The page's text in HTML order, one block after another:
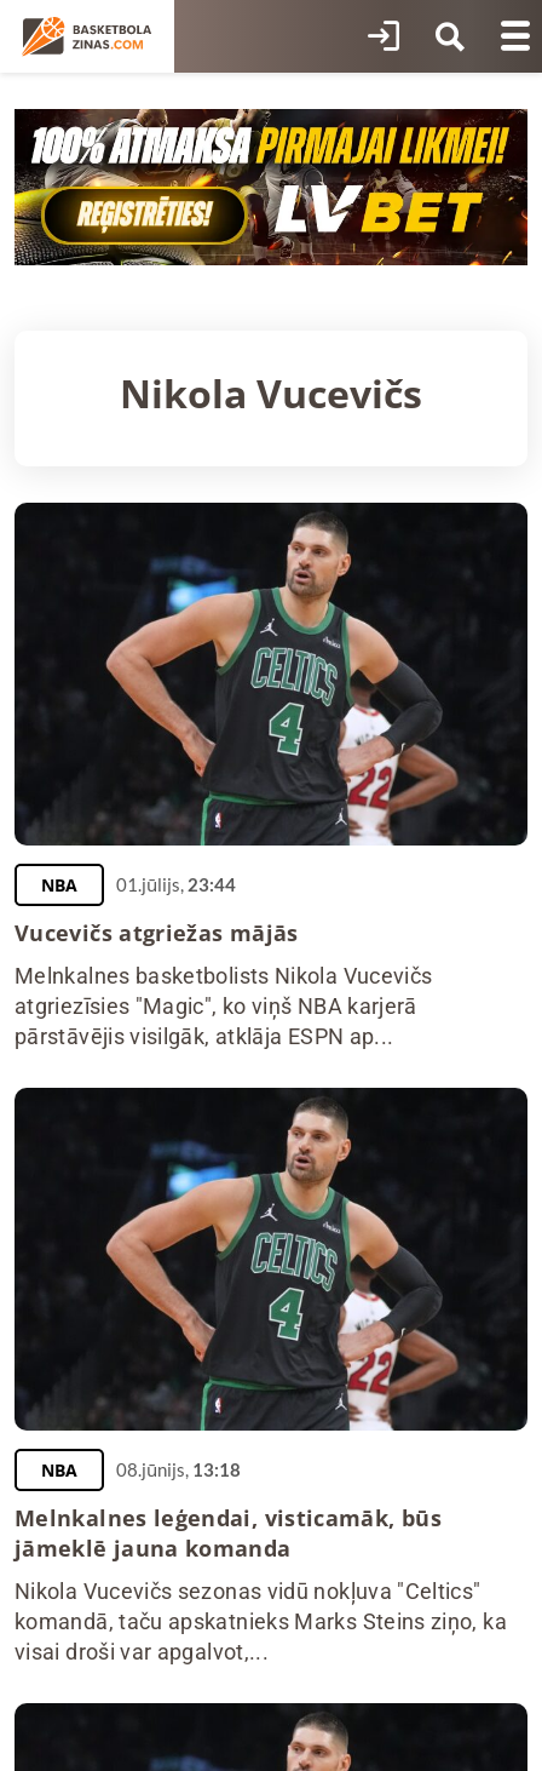
Nikola Vucevičs
NBA 01.jūlijs, 23:44
Vucevičs atgriežas mājās
Melnkalnes basketbolists Nikola Vucevičs
atgriezīsies "Magic", ko viņš NBA karjerā
pārstāvējis visilgāk, atklāja ESPN ap...
NBA 08.jūnijs, 13:18
Melnkalnes leģendai, visticamāk, būs
jāmeklē jauna komanda
Nikola Vucevičs sezonas vidū nokļuva "Celtics"
komandā, taču apskatnieks Marks Steins ziņo, ka
visai droši var apgalvot,...